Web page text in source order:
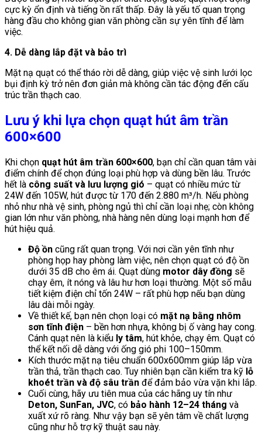
cực kỳ ổn định và tiếng ồn rất thấp. Đây là yếu tố quan trọng
hàng đầu cho không gian văn phòng cần sự yên tĩnh để làm
việc.
4. Dễ dàng lắp đặt và bảo trì
Mặt nạ quạt có thể tháo rời dễ dàng, giúp việc vệ sinh lưới lọc
bụi định kỳ trở nên đơn giản mà không cần tác động đến cấu
trúc trần thạch cao.
Lưu ý khi lựa chọn quạt hút âm trần
600×600
Khi chọn quạt hút âm trần 600×600, bạn chỉ cần quan tâm vài
điểm chính để chọn đúng loại phù hợp và dùng bền lâu. Trước
hết là công suất và lưu lượng gió – quạt có nhiều mức từ
24W đến 105W, hút được từ 170 đến 2.880 m³/h. Nếu phòng
nhỏ như nhà vệ sinh, phòng ngủ thì chỉ cần loại nhẹ; còn không
gian lớn như văn phòng, nhà hàng nên dùng loại mạnh hơn để
hút hiệu quả.
Độ ồn cũng rất quan trọng. Với nơi cần yên tĩnh như
phòng họp hay phòng làm việc, nên chọn quạt có độ ồn
dưới 35 dB cho êm ái. Quạt dùng motor dây đồng sẽ
chạy êm, ít nóng và lâu hư hơn loại thường. Một số mẫu
tiết kiệm điện chỉ tốn 24W – rất phù hợp nếu bạn dùng
lâu dài mỗi ngày.
Về thiết kế, bạn nên chọn loại có mặt nạ bằng nhôm
sơn tĩnh điện – bền hơn nhựa, không bị ố vàng hay cong.
Cánh quạt nên là kiểu ly tâm, hút khỏe, chạy êm. Quạt có
thể kết nối dễ dàng với ống gió phi 100–150mm.
Kích thước mặt nạ tiêu chuẩn 600x600mm giúp lắp vừa
trần thả, trần thạch cao. Tuy nhiên bạn cần kiểm tra kỹ lỗ
khoét trần và độ sâu trần để đảm bảo vừa vặn khi lắp.
Cuối cùng, hãy ưu tiên mua của các hãng uy tín như
Deton, SunFan, JVC, có bảo hành 12–24 tháng và
xuất xứ rõ ràng. Như vậy bạn sẽ yên tâm về chất lượng
cũng như hỗ trợ kỹ thuật sau này.